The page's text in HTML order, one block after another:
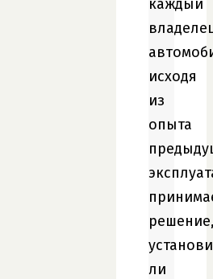
каждый
исходя
из
опыта
ли